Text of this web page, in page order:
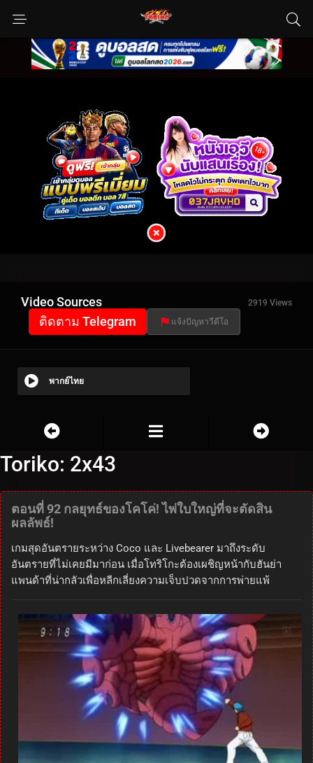
Video Sources 2919 Views
ติดตาม Telegram แจ้งปัญหาวีดีโอ
พากย์ไทย
Toriko: 2x43
ตอนที่ 92 กลยุทธ์ของโคโค่! ไพ่ใบใหญ่ที่จะตัดสิน
ผลลัพธ์!
เกมสุดอันตรายระหว่าง Coco และ Livebearer มาถึงระดับ
อันตรายที่ไม่เคยมีมาก่อน เมื่อโทริโกะต้องเผชิญหน้ากับฮันย่า
แพนด้าที่น่ากลัวเพื่อหลีกเลี่ยงความเจ็บปวดจากการพ่ายแพ้